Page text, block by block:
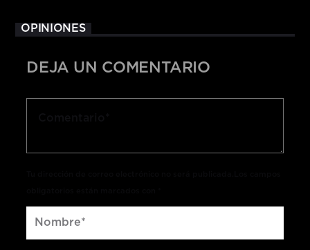
OPINIONES
DEJA UN COMENTARIO